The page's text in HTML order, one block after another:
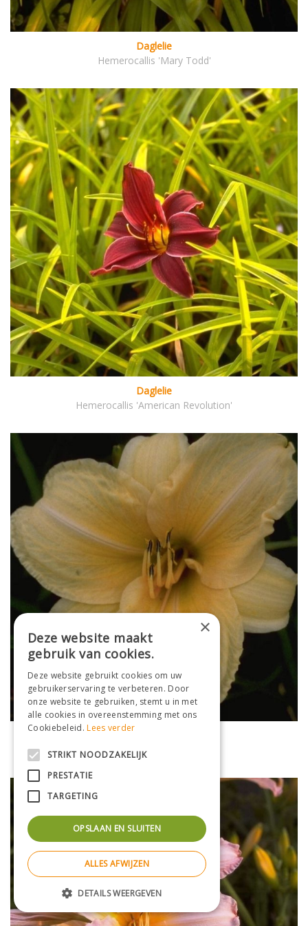
Daglelie
Hemerocallis 'Mary Todd'
Daglelie
Hemerocallis 'American Revolution'
Hemerocallis 'Nob Hill'
×
Deze website maakt
gebruik van cookies.
Deze website gebruikt cookies om uw
gebruikerservaring te verbeteren. Door
onze website te gebruiken, stemt u in met
alle cookies in overeenstemming met ons
Cookiebeleid.Lees verder
STRIKT NOODZAKELIJK
PRESTATIE
TARGETING
OPSLAAN EN SLUITEN
ALLES AFWIJZEN
DETAILS WEERGEVEN